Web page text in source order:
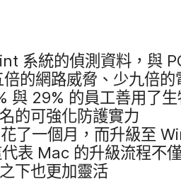
系統​的​偵測​資料，​與
的​網路​威脅、​少​九​倍​的​
與 29% 的​員工​善用​了​
的​可強化​防護​實力
了​一​個​月，​而​升級​至
表 Mac 的​升級​流程​不
下​也​更​加靈​活